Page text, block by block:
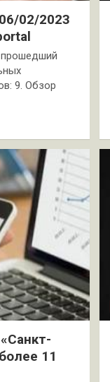
02/2023
прошедший
9. Обзор
11